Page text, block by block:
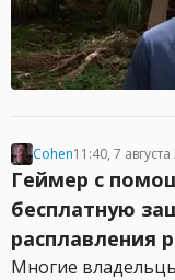
Cohen11:40, 7
Геймер с
бесплатную
расплавления
Многие